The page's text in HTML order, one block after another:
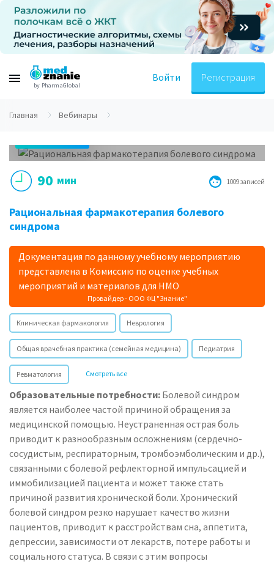
by PharmaGlobal
Войти Регистрация
Главная
Вебинары
90 мин 1009 записей
Рациональная фармакотерапия болевого
синдрома
Документация по данному учебному мероприятию
представлена в Комиссию по оценке учебных
мероприятий и материалов для НМО
Провайдер - ООО ФЦ "Знание"
Клиническая фармакология Неврология
Общая врачебная практика (семейная медицина) Педиатрия
Ревматология Смотреть все
Образовательные потребности: Болевой синдром
является наиболее частой причиной обращения за
медицинской помощью. Неустраненная острая боль
приводит к разнообразным осложнениям (сердечно-
сосудистым, респираторным, тромбоэмболическим и др.),
связанными с болевой рефлекторной импульсацией и
иммобилизацией пациента и может также стать
причиной развития хронической боли. Хронический
болевой синдром резко нарушает качество жизни
пациентов, приводит к расстройствам сна, аппетита,
депрессии, зависимости от лекарств, потере работы и
социального статуса. В связи с этим вопросы